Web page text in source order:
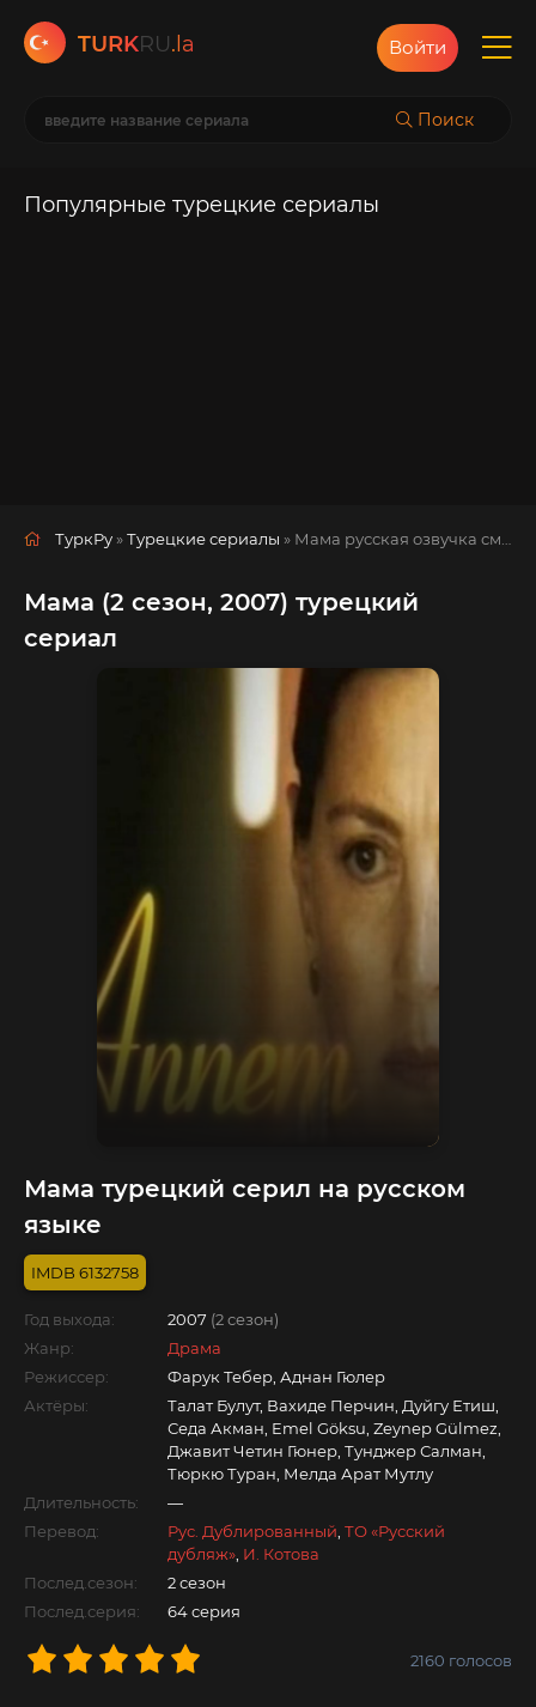
TURKRU.la
Поиск
Войти
Популярные турецкие сериалы
ТуркРу »Турецкие сериалы » Мама русская озвучка смотреть полностью онлайн!
Мама (2 сезон, 2007) турецкий
сериал
Мама турецкий серил на русском
языке
6132758
Год выхода: 2007 (2 сезон)
Жанр:
Драма
Режиссер:
Фарук Тебер, Аднан Гюлер
Актёры:
Талат Булут, Вахиде Перчин, Дуйгу Етиш,
Седа Акман, Emel Göksu, Zeynep Gülmez,
Джавит Четин Гюнер, Тунджер Салман,
Тюркю Туран, Мелда Арат Мутлу
Длительность:
—
Перевод:
Рус. Дублированный ТО «Русский
дубляж» И. Котова
Послед.сезон:
2 сезон
Послед.серия:
64 серия
2160 голосов